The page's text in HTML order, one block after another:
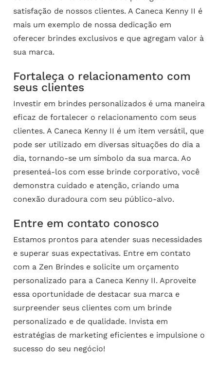
satisfação de nossos clientes. A Caneca Kenny II é
mais um exemplo de nossa dedicação em
oferecer brindes exclusivos e que agregam valor à
sua marca.
Fortaleça o relacionamento com
seus clientes
Investir em brindes personalizados é uma maneira
eficaz de fortalecer o relacionamento com seus
clientes. A Caneca Kenny II é um item versátil, que
pode ser utilizado em diversas situações do dia a
dia, tornando-se um símbolo da sua marca. Ao
presenteá-los com esse brinde corporativo, você
demonstra cuidado e atenção, criando uma
conexão duradoura com seu público-alvo.
Entre em contato conosco
Estamos prontos para atender suas necessidades
e superar suas expectativas. Entre em contato
com a Zen Brindes e solicite um orçamento
personalizado para a Caneca Kenny II. Aproveite
essa oportunidade de destacar sua marca e
surpreender seus clientes com um brinde
personalizado e de qualidade. Invista em
estratégias de marketing eficientes e impulsione o
sucesso do seu negócio!